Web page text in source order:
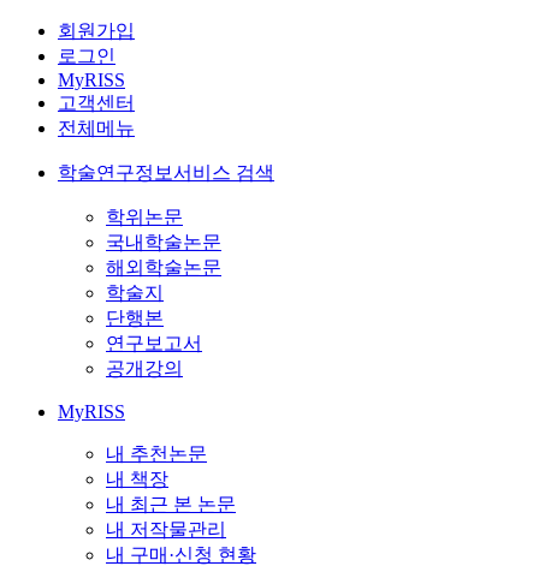
회원가입
로그인
MyRISS
고객센터
전체메뉴
학술연구정보서비스 검색
학위논문
국내학술논문
해외학술논문
학술지
단행본
연구보고서
공개강의
MyRISS
내 추천논문
내 책장
내 최근 본 논문
내 저작물관리
내 구매·신청 현황